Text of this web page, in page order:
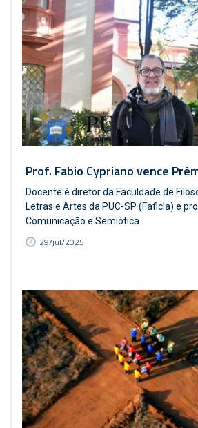
Prof. Fabio Cypriano vence
Docente é diretor da Faculdade de
Letras e Artes da PUC-SP (Faficla) e
Comunicação e Semiótica
29/jul/2025